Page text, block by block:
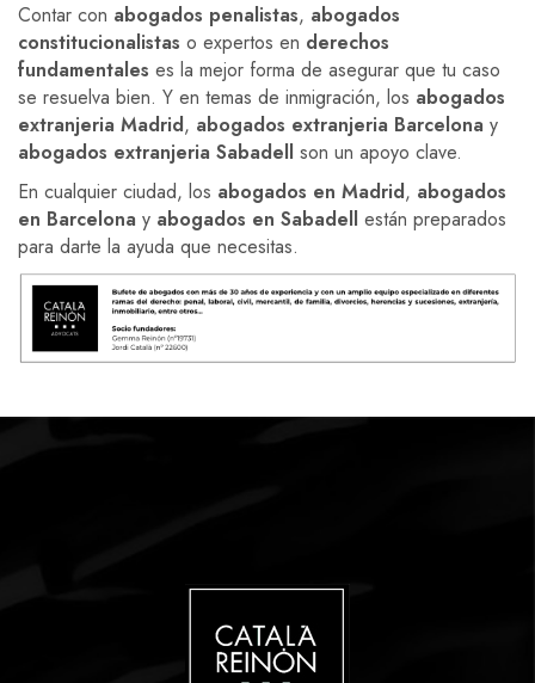
Contar con abogados penalistas, abogados
constitucionalistas o expertos en derechos
fundamentales es la mejor forma de asegurar que tu caso
se resuelva bien. Y en temas de inmigración, los abogados
extranjeria Madrid, abogados extranjeria Barcelona y
abogados extranjeria Sabadell son un apoyo clave.
En cualquier ciudad, los abogados en Madrid, abogados
en Barcelona y abogados en Sabadell están preparados
para darte la ayuda que necesitas.